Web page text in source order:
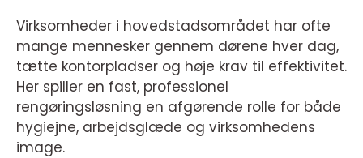
Virksomheder i hovedstadsområdet har ofte
mange mennesker gennem dørene hver dag,
tætte kontorpladser og høje krav til effektivitet.
Her spiller en fast, professionel
rengøringsløsning en afgørende rolle for både
hygiejne, arbejdsglæde og virksomhedens
image.